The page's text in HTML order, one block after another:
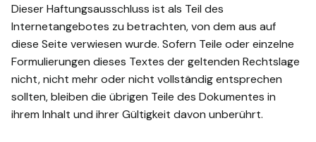
Dieser Haftungsausschluss ist als Teil des
Internetangebotes zu betrachten, von dem aus auf
diese Seite verwiesen wurde. Sofern Teile oder einzelne
Formulierungen dieses Textes der geltenden Rechtslage
nicht, nicht mehr oder nicht vollständig entsprechen
sollten, bleiben die übrigen Teile des Dokumentes in
ihrem Inhalt und ihrer Gültigkeit davon unberührt.